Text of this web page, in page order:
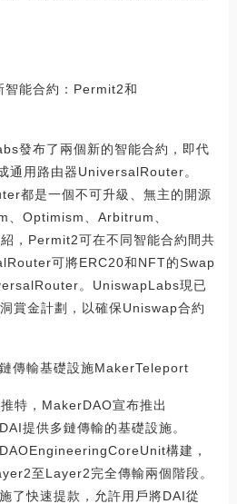
能合約：Permit2和
發布了兩個新的智能合約，即代
通用路由器UniversalRouter。
都是一個不可升級、無主的開源
、Optimism、Arbitrum、
，Permit2可在不同智能合約間共
可將ERC20和NFT的Swap
。UniswapLabs現已
賞金計劃，以確保Uniswap合約
傳輸基礎設施MakerTeleport
特，MakerDAO宣布推出
提供多鏈傳輸的基礎設施。
構建，
至Layer2完全傳輸兩個階段。
了快速提款，允許用戶將DAI從